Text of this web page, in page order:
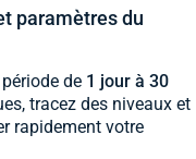
paramètres du
de 1 jour à 30
tracez des niveaux et
rapidement votre